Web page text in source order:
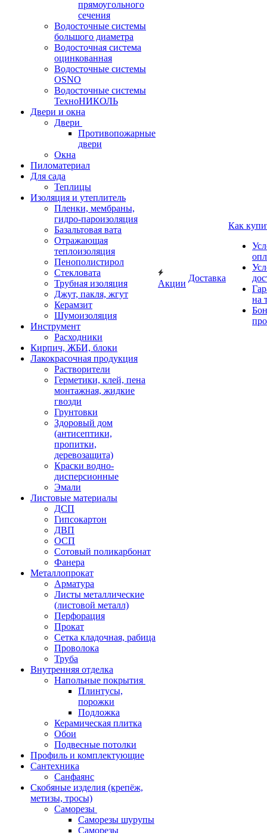
прямоугольного
сечения
Водосточные системы
большого диаметра
Водосточная система
оцинкованная
Водосточные системы
OSNO
Водосточные системы
ТехноНИКОЛЬ
Двери и окна
Двери
Противопожарные
двери
Окна
Пиломатериал
Для сада
Теплицы
Изоляция и утеплитель
Пленки, мембраны,
гидро-пароизоляция
Базальтовая вата
Отражающая
теплоизоляция
Пенополистирол
Стекловата
Трубная изоляция
Джут, пакля, жгут
Керамзит
Шумоизоляция
Инструмент
Расходники
Кирпич, ЖБИ, блоки
Лакокрасочная продукция
Растворители
Герметики, клей, пена
монтажная, жидкие
гвозди
Грунтовки
Здоровый дом
(антисептики,
пропитки,
деревозащита)
Краски водно-
дисперсионные
Эмали
Листовые материалы
ДСП
Гипсокартон
ДВП
ОСП
Сотовый поликарбонат
Фанера
Металлопрокат
Арматура
Листы металлические
(листовой металл)
Перфорация
Прокат
Сетка кладочная, рабица
Проволока
Труба
Внутренняя отделка
Напольные покрытия
Плинтусы,
порожки
Подложка
Керамическая плитка
Обои
Подвесные потолки
Профиль и комплектующие
Сантехника
Санфаянс
Скобяные изделия (крепёж,
метизы, тросы)
Саморезы
Саморезы шурупы
Саморезы
Акции
Доставка
Как
на